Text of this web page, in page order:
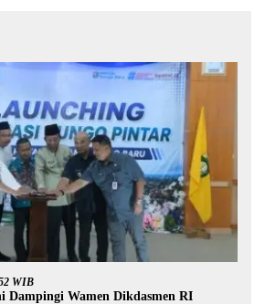
WIB
Dampingi Wamen Dikdasmen RI